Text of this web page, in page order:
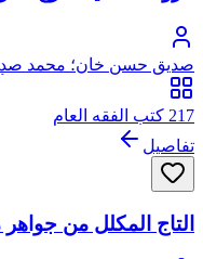
صديق حسن خان؛ محمد
الحسيني البخاري القنوجي،
217 كتب الفقه العام
تفاصيل
التاج المكلل من جواهر